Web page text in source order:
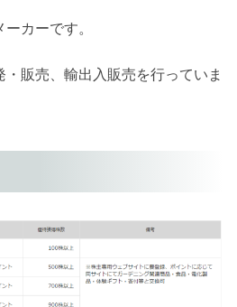
カーです。
販売、輸出入販売を行っていま